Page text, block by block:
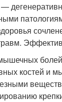
костей и